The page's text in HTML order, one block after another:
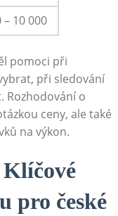
– 10 000
pomoci při
při sledování
Rozhodování ​o
⁢ceny, ale také
na výkon.
⁢pro české